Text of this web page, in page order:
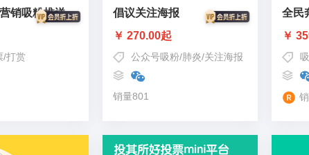
精准打招呼营销吸粉推送小程序
/打赏
倡议关注海报
￥ 270.00起
公众号吸粉/肺炎/关注海报
销量801
全民
￥